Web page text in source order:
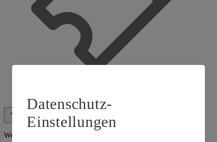
Alle anzeigen (16)Weniger anzeigen
Weitere Services
Datenschutz-
Einstellungen